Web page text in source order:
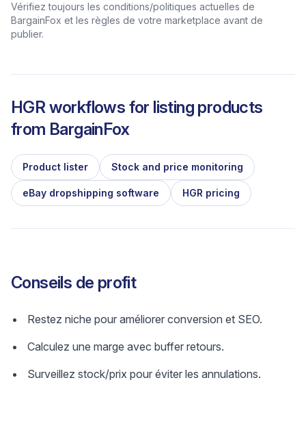
Vérifiez toujours les conditions/politiques actuelles de
BargainFox et les règles de votre marketplace avant de
publier.
HGR workflows for listing products
from BargainFox
Product lister Stock and price monitoring
eBay dropshipping software HGR pricing
Conseils de profit
Restez niche pour améliorer conversion et SEO.
Calculez une marge avec buffer retours.
Surveillez stock/prix pour éviter les annulations.